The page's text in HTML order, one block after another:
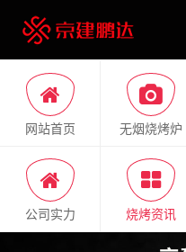
网站首页 无烟烧烤炉
公司实力 烧烤资讯